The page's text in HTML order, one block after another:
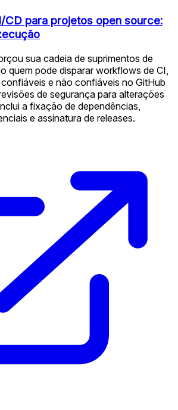
CD para projetos open source:
sua cadeia de suprimentos de
quem pode disparar workflows de CI,
e não confiáveis no GitHub
de segurança para alterações
a fixação de dependências,
e assinatura de releases.